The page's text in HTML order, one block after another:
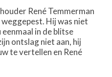
René Temmerman
Hij was niet
in de blitse
ontslag niet aan, hij
te vertellen en René